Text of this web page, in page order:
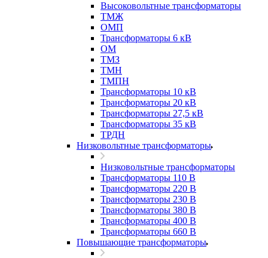
Высоковольтные трансформаторы
ТМЖ
ОМП
Трансформаторы 6 кВ
ОМ
ТМЗ
ТМН
ТМПН
Трансформаторы 10 кВ
Трансформаторы 20 кВ
Трансформаторы 27,5 кВ
Трансформаторы 35 кВ
ТРДН
Низковольтные трансформаторы
Низковольтные трансформаторы
Трансформаторы 110 В
Трансформаторы 220 В
Трансформаторы 230 В
Трансформаторы 380 В
Трансформаторы 400 В
Трансформаторы 660 В
Повышающие трансформаторы